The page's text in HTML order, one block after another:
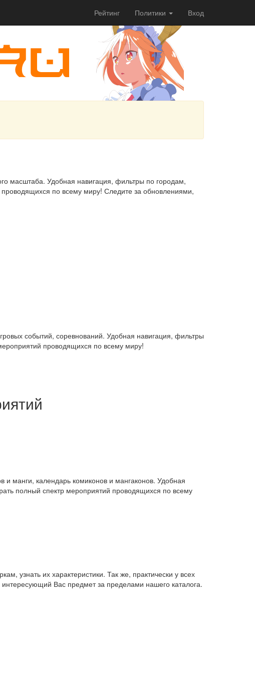
Рейтинг Политики Вход
масштаба. Удобная навигация, фильтры по городам,
по всему миру! Следите за обновлениями,
событий, соревнований. Удобная навигация, фильтры
проводящихся по всему миру!
манги, календарь комиконов и мангаконов. Удобная
полный спектр мероприятий проводящихся по всему
узнать их характеристики. Так же, практически у всех
Вас предмет за пределами нашего каталога.